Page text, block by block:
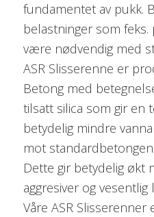
fundamentet av pukk.
belastninger som
være nødvendig med
ASR Slisserenne er
Betong med
tilsatt silica som gir en
betydelig mindre
mot
Dette gir betydelig økt
aggresiver og vesentlig
Våre ASR